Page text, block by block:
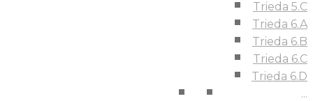
Trieda 5.C
Trieda 6.A
Trieda 6.B
Trieda 6.C
Trieda 6.D
...